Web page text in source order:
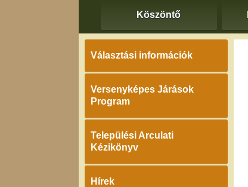
Köszöntő
Választási információk
Versenyképes Járások
Program
Települési Arculati
Kézikönyv
Hírek